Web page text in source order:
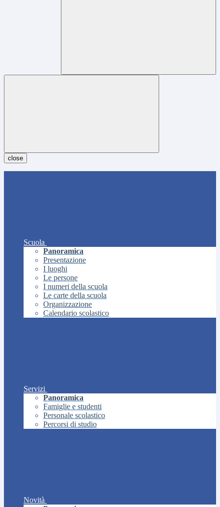
close
Scuola
Panoramica
Presentazione
I luoghi
Le persone
I numeri della scuola
Le carte della scuola
Organizzazione
Calendario scolastico
Servizi
Panoramica
Famiglie e studenti
Personale scolastico
Percorsi di studio
Novità